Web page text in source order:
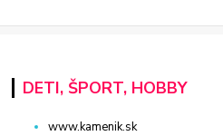
DETI, ŠPORT, HOBBY
www.kamenik.sk